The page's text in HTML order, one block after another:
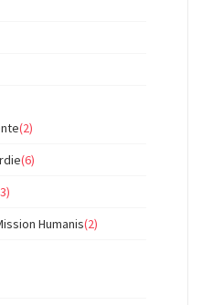
(2)
(6)
Humanis(2)